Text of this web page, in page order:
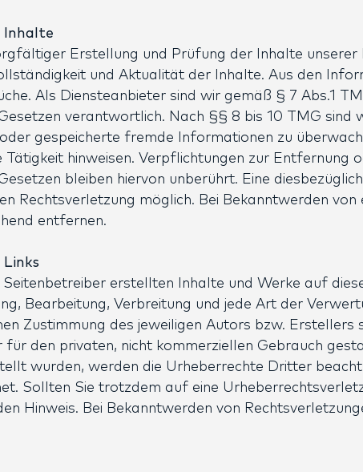
Inhalte
Erstellung und Prüfung der Inhalte
und Aktualität der Inhalte. Aus den
Als Diensteanbieter sind wir gemäß § 7 Abs.1
Gesetzen verantwortlich. Nach §§ 8 bis 10 TMG
gespeicherte fremde Informationen zu
Tätigkeit hinweisen. Verpflichtungen zur
bleiben hiervon unberührt. Eine
Rechtsverletzung möglich. Bei Bekanntwerden
entfernen.
Seitenbetreiber erstellten Inhalte und Werke auf
Bearbeitung, Verbreitung und jede Art der
Zustimmung des jeweiligen Autors bzw.
für den privaten, nicht kommerziellen Gebrauch
wurden, werden die Urheberrechte Dritter
Sollten Sie trotzdem auf eine
Hinweis. Bei Bekanntwerden von